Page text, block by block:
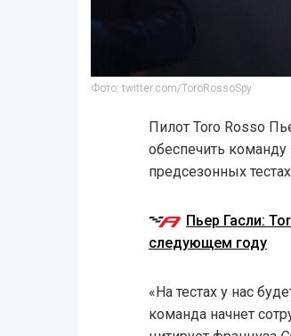
Фото: twitter.com/ToroRossoSpy
Пилот Toro Rosso
обеспечить
предсезонных
Пьер Гасли:
следующем году
«На тестах у нас
команда начнет